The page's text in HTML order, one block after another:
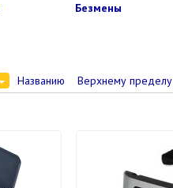
Безмены
Названию Верхнему пределу